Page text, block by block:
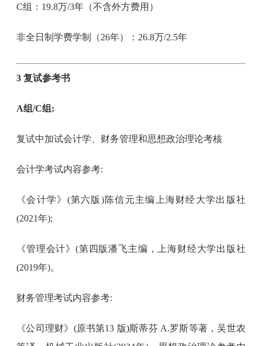
C组：19.8万/3年（不含外方费用）
非全日制学费学制（26年）：26.8万/2.5年
3 复试参考书
A组/C组:
复试中加试会计学、财务管理和思想政治理论考核
会计学考试内容参考:
《会计学》(第六版)陈信元主编上海财经大学出版社
(2021年);
《管理会计》(第四版潘飞主编，上海财经大学出版社
(2019年)。
财务管理考试内容参考:
《公司理财》(原书第13 版)斯蒂芬 A.罗斯等著，吴世农